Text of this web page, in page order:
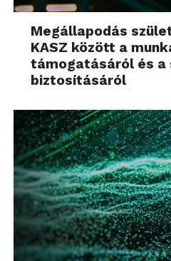
Megállapodás
KASZ között a
támogatásáról és a
biztosításáról